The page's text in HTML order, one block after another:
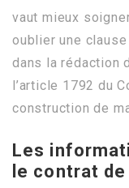
vaut mieux
oublier une
dans la rédaction
l’article 1792 du
construction de
Les
le contrat